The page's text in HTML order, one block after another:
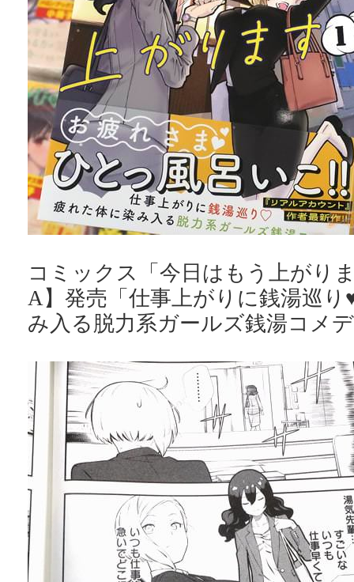
コミックス「今日はもう上がり
A】発売「仕事上がりに銭湯巡り
み入る脱力系ガールズ銭湯コメ